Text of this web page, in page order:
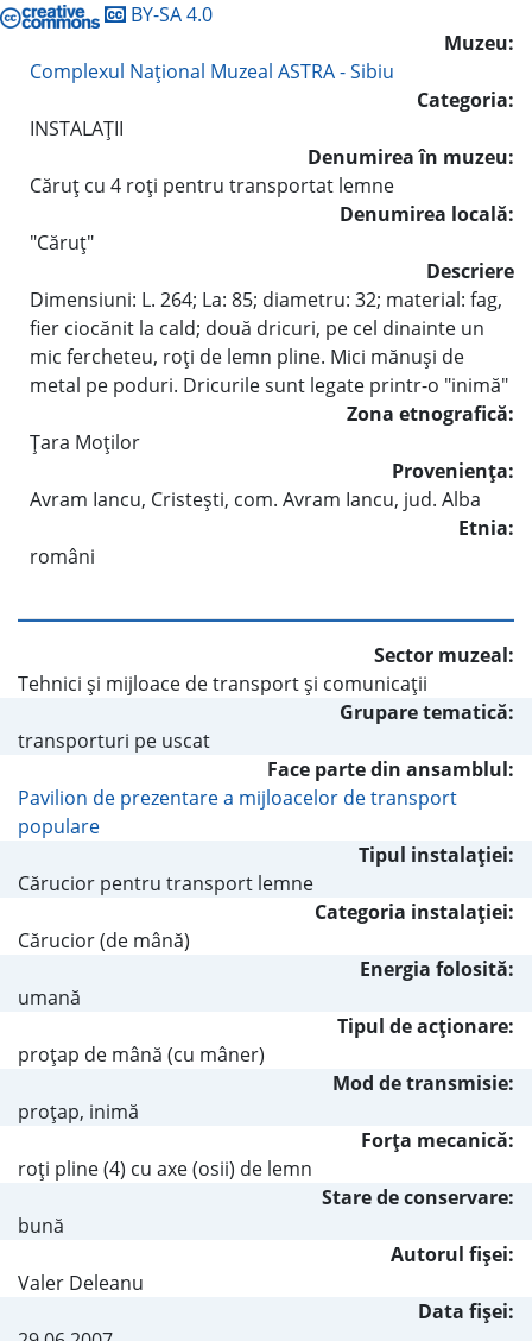
BY-SA 4.0
Muzeu:
Complexul Naţional Muzeal ASTRA - Sibiu
Categoria:
INSTALAŢII
Denumirea în muzeu:
Căruţ cu 4 roţi pentru transportat lemne
Denumirea locală:
"Căruţ"
Descriere
Dimensiuni: L. 264; La: 85; diametru: 32; material: fag,
fier ciocănit la cald; două dricuri, pe cel dinainte un
mic fercheteu, roţi de lemn pline. Mici mănuşi de
metal pe poduri. Dricurile sunt legate printr-o "inimă"
Zona etnografică:
Ţara Moţilor
Provenienţa:
Avram Iancu, Cristeşti, com. Avram Iancu, jud. Alba
Etnia:
români
Sector muzeal:
Tehnici şi mijloace de transport şi comunicaţii
Grupare tematică:
transporturi pe uscat
Face parte din ansamblul:
Pavilion de prezentare a mijloacelor de transport
populare
Tipul instalaţiei:
Cărucior pentru transport lemne
Categoria instalaţiei:
Cărucior (de mână)
Energia folosită:
umană
Tipul de acţionare:
proţap de mână (cu mâner)
Mod de transmisie:
proţap, inimă
Forţa mecanică:
roţi pline (4) cu axe (osii) de lemn
Stare de conservare:
bună
Autorul fişei:
Valer Deleanu
Data fișei: